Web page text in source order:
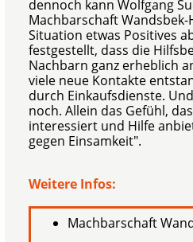
dennoch kann Wolfgang
Machbarschaft
Situation etwas Positives
festgestellt, dass die
Nachbarn ganz erheblich
viele neue Kontakte
durch Einkaufsdienste.
noch. Allein das Gefühl,
interessiert und Hilfe
gegen Einsamkeit".
Weitere Infos:
Machbarschaft